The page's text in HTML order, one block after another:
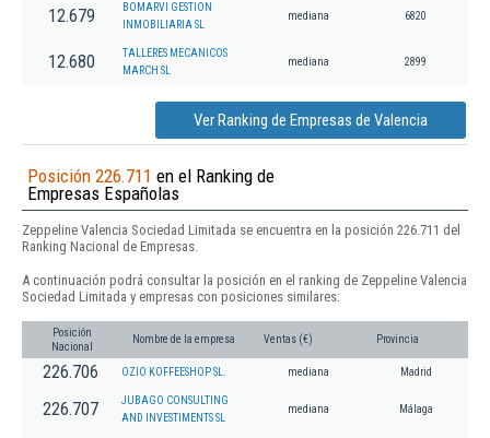
12.679
BOMARVI GESTION
INMOBILIARIA SL
mediana 6820
12.680
TALLERES MECANICOS
MARCH SL
mediana 2899
Ver Ranking de Empresas de Valencia
Posición 226.711 en el Ranking de
Empresas Españolas
Zeppeline Valencia Sociedad Limitada se encuentra en la posición 226.711 del
Ranking Nacional de Empresas.
A continuación podrá consultar la posición en el ranking de Zeppeline Valencia
Sociedad Limitada y empresas con posiciones similares:
Posición
Nacional
Nombre de la empresa Ventas (€) Provincia
226.706 OZIO KOFFEESHOP SL. mediana Madrid
226.707
JUBAGO CONSULTING
AND INVESTIMENTS SL
mediana Málaga